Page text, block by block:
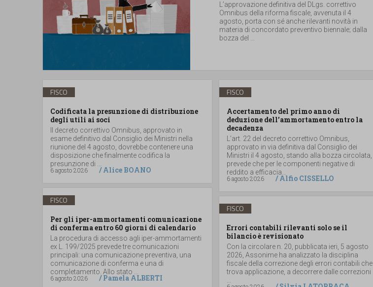
L’approvazione definitiva del DLgs. correttivo
Omnibus della riforma fiscale, avvenuta il 4
agosto, porta con sé anche rilevanti novità in
materia di concordato preventivo biennale; dalla
bozza del ...
FISCO
Codificata la presunzione di distribuzione
degli utili ai soci
Il decreto correttivo Omnibus, approvato in
esame definitivo dal Consiglio dei Ministri nella
riunione del 4 agosto, dovrebbe contenere una
disposizione che finalmente codifica la
presunzione di ...
6 agosto 2026
/Alice BOANO
FISCO
Per gli iper-ammortamenti comunicazione
di conferma entro 60 giorni di calendario
La procedura di accesso agli iper-ammortamenti
ex L. 199/2025 prevede tre comunicazioni
principali: una comunicazione preventiva, una
comunicazione di conferma e una di
completamento. Allo stato ...
6 agosto 2026
/Pamela ALBERTI
FISCO
Accertamento del primo anno di
deduzione dell’ammortamento entro la
decadenza
L’art. 22 del decreto correttivo Omnibus,
approvato in via definitiva dal Consiglio dei
Ministri il 4 agosto, stando alla bozza circolata,
prevede che per le componenti negative di
reddito a efficacia...
6 agosto 2026
/Alfio CISSELLO
FISCO
Errori contabili rilevanti solo se il
bilancio è revisionato
Con la circolare n. 20, pubblicata ieri, 5 agosto
2026, Assonime ha analizzato la disciplina
fiscale della correzione degli errori contabili che
trova applicazione, a decorrere dalle correzioni
...